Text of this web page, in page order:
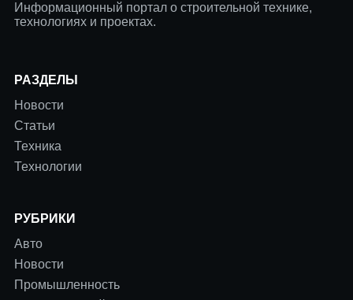
Информационный портал о строительной технике,
технологиях и проектах.
РАЗДЕЛЫ
Новости
Статьи
Техника
Технологии
РУБРИКИ
Авто
Новости
Промышленность